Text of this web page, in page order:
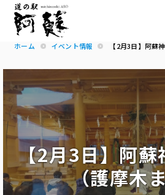
ホーム イベント情報 【2月3日】阿蘇
【2月3日】阿蘇
（護摩木